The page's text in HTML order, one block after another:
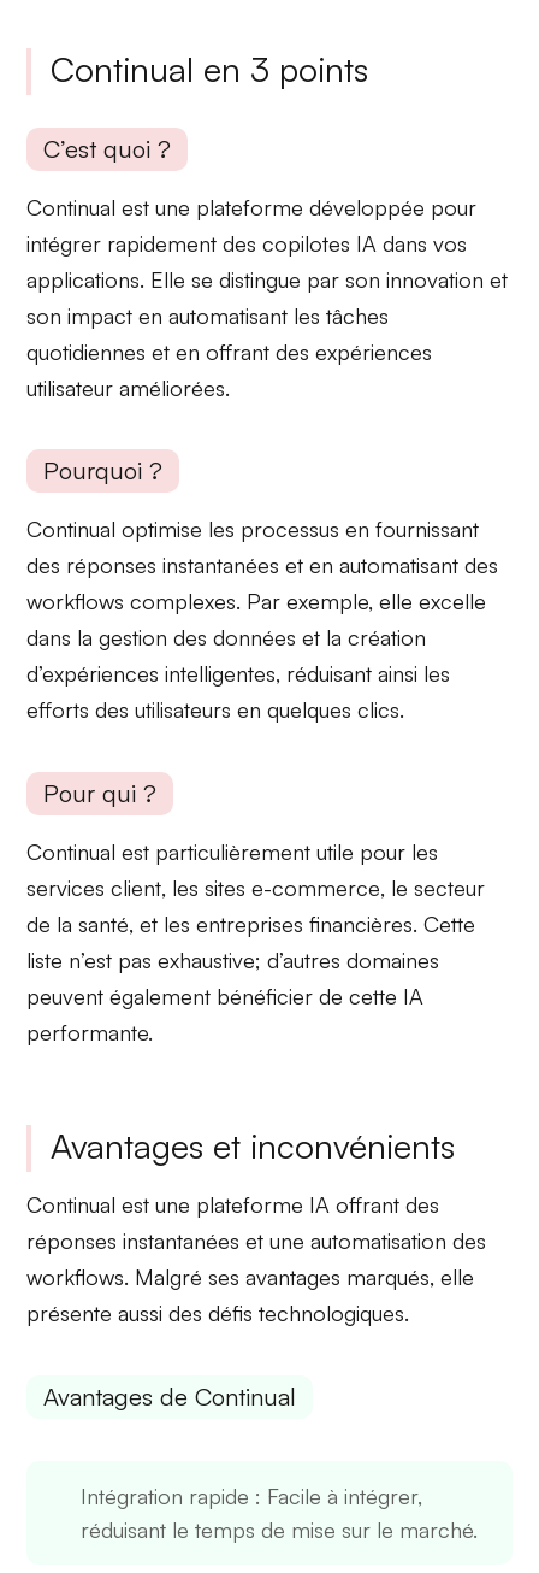
Continual en 3 points
C’est quoi ?
Continual est une plateforme développée pour
intégrer rapidement des copilotes IA dans vos
applications. Elle se distingue par son innovation et
son impact en automatisant les tâches
quotidiennes et en offrant desexpériences
utilisateur améliorées.
Pourquoi ?
Continual optimise les processus en fournissant
des réponses instantanées et en automatisant des
workflows complexes. Par exemple, elle excelle
dans la gestion des données et la création
d’expériences intelligentes, réduisant ainsi les
efforts des utilisateurs en quelques clics.
Pour qui ?
Continual est particulièrement utile pour les
services client, lessites e-commerce, le secteur
de lasanté, et les entreprisesfinancières. Cette
liste n’est pas exhaustive; d’autres domaines
peuvent également bénéficier de cette IA
performante.
Avantages et inconvénients
Continual est une plateforme IA offrant des
réponses instantanées et uneautomatisation des
workflows. Malgré ses avantages marqués, elle
présente aussi des défis technologiques.
Avantages de Continual
Intégration rapide : Facile à intégrer,
réduisant le temps de mise sur le marché.